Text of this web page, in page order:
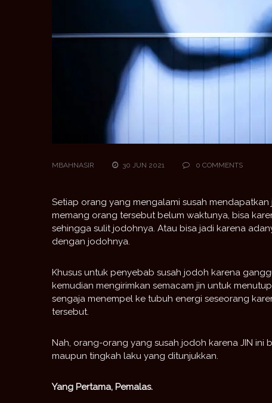
MBAHNASIR 30 JUN 2021 0 COMMENTS
Setiap orang yang mengalami susah
memang orang tersebut belum waktunya, bisa
sehingga sulit jodohnya. Atau bisa jadi karena
dengan jodohnya.
Khusus untuk penyebab susah jodoh karena
kemudian mengirimkan semacam jin untuk
sengaja menempel ke tubuh energi seseorang
tersebut.
Nah, orang-orang yang susah jodoh karena JIN ini
maupun tingkah laku yang ditunjukkan.
Yang Pertama, Pemalas.